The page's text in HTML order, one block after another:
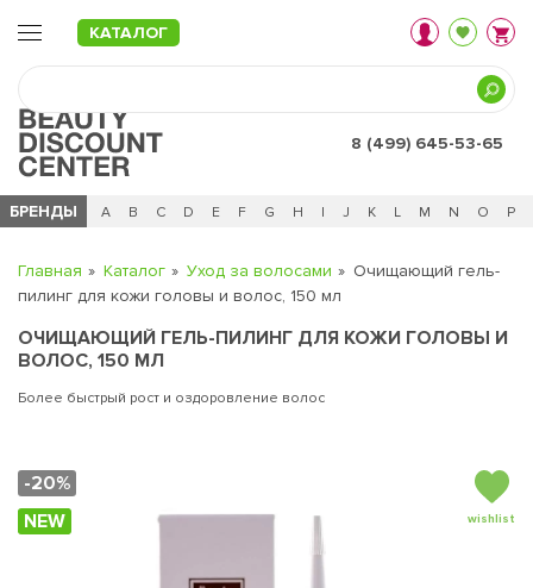
КАТАЛОГ
8 (499) 645-53-65
БРЕНДЫ
Ч 0 - 9 A B C D E F G H I J K L M N O P
Главная Каталог Уход за волосами
Очищающий гель-
пилинг для кожи головы и волос, 150 мл
ОЧИЩАЮЩИЙ ГЕЛЬ-ПИЛИНГ ДЛЯ КОЖИ ГОЛОВЫ И
ВОЛОС, 150 МЛ
Более быстрый рост и оздоровление волос
-20%
NEW
wishlist